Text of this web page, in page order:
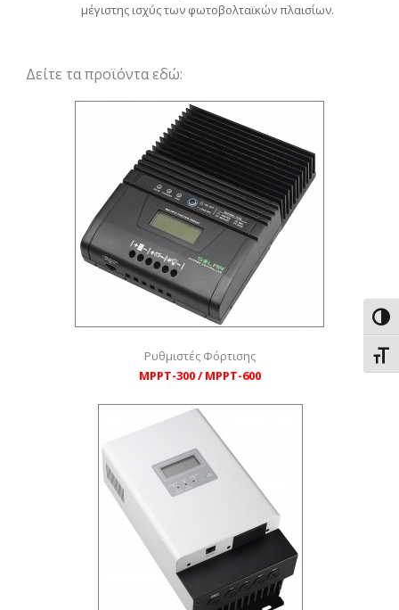
μέγιστης ισχύς των φωτοβολταϊκών πλαισίων.
Δείτε τα προϊόντα εδώ:
Ρυθμιστές Φόρτισης
MPPT-300 / MPPT-600